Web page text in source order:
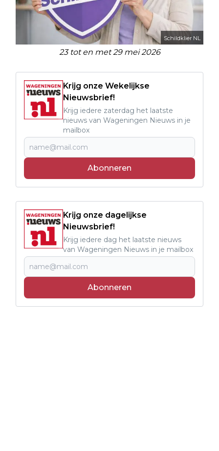
Schildklier NL
23 tot en met 29 mei 2026
Krijg onze Wekelijkse
Nieuwsbrief!
Krijg iedere zaterdag het laatste
nieuws van Wageningen Nieuws in je
mailbox
Abonneren
Krijg onze dagelijkse
Nieuwsbrief!
Krijg iedere dag het laatste nieuws
van Wageningen Nieuws in je mailbox
Abonneren